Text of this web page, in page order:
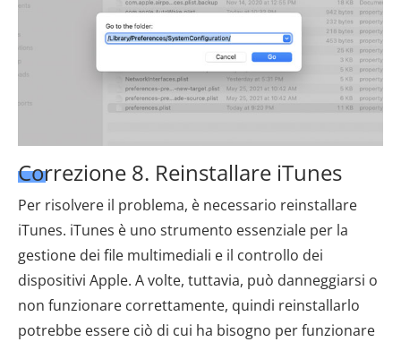
Correzione 8. Reinstallare iTunes
Per risolvere il problema, è necessario reinstallare
iTunes. iTunes è uno strumento essenziale per la
gestione dei file multimediali e il controllo dei
dispositivi Apple. A volte, tuttavia, può danneggiarsi o
non funzionare correttamente, quindi reinstallarlo
potrebbe essere ciò di cui ha bisogno per funzionare